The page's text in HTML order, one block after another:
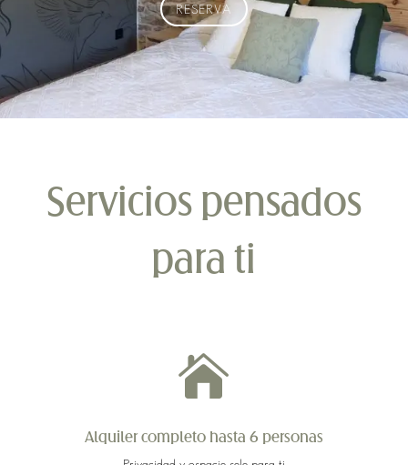
RESERVA
Servicios pensados
para ti

Alquiler completo hasta 6 personas